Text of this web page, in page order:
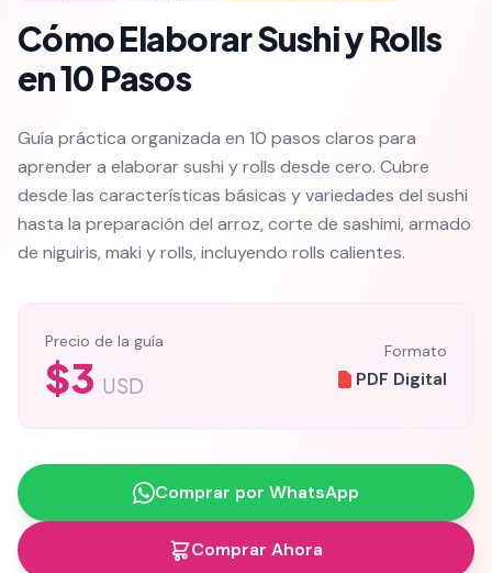
Cómo Elaborar Sushi y Rolls
en 10 Pasos
Guía práctica organizada en 10 pasos claros para
aprender a elaborar sushi y rolls desde cero. Cubre
desde las características básicas y variedades del sushi
hasta la preparación del arroz, corte de sashimi, armado
de niguiris, maki y rolls, incluyendo rolls calientes.
Precio de la guía
$3 USD
Formato
PDF Digital
Comprar por WhatsApp
Comprar Ahora